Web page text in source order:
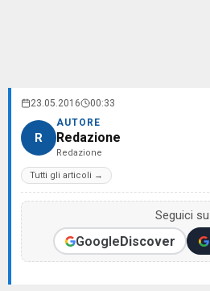
23.05.2016 00:33
R
AUTORE
Redazione
Redazione
Tutti gli articoli →
Seguici su
GoogleDiscover